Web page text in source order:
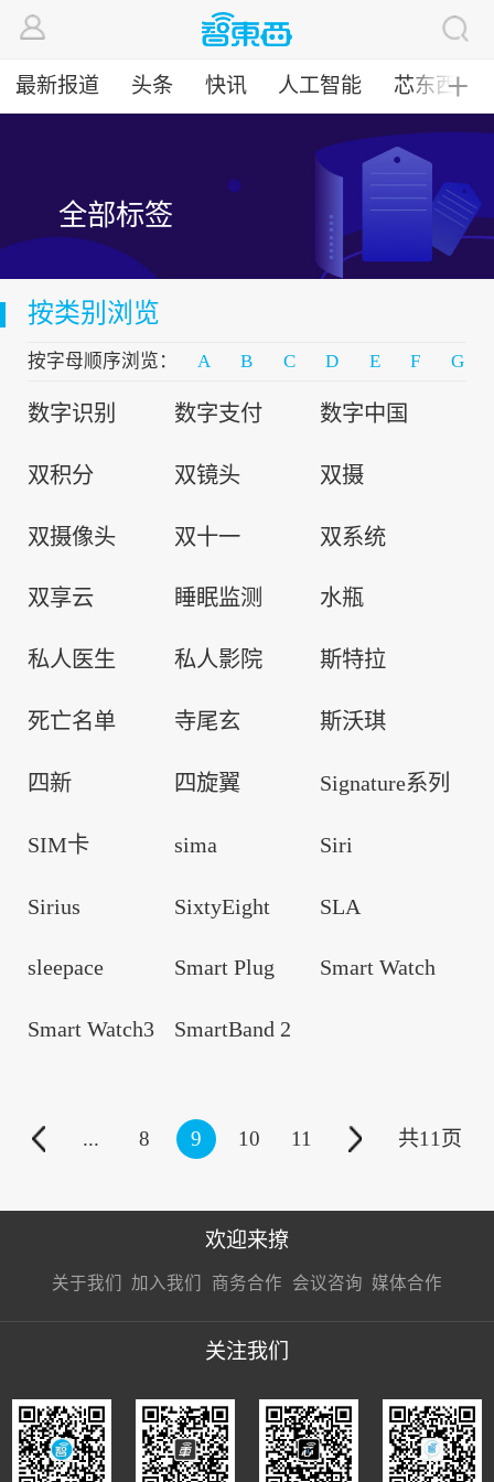
最新报道 头条 快讯 人工智能 芯东西╋
全部标签
按类别浏览
按字母顺序浏览： A B C D E F G
数字识别 数字支付 数字中国
双积分 双镜头 双摄
双摄像头 双十一 双系统
双享云 睡眠监测 水瓶
私人医生 私人影院 斯特拉
死亡名单 寺尾玄 斯沃琪
四新 四旋翼 Signature系列
SIM卡 sima Siri
Sirius SixtyEight SLA
sleepace Smart Plug Smart Watch
Smart Watch3 SmartBand 2
... 8 9 10 11 共11 页
欢迎来撩
关于我们 加入我们
接扔简历
商务合作
接开聊
会议咨询 媒体合作
接开聊
关注我们